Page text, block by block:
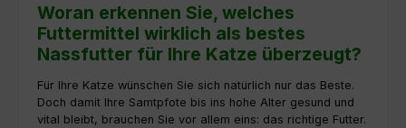
Woran erkennen Sie, welches
Futtermittel wirklich als bestes
Nassfutter für Ihre Katze überzeugt?
Für Ihre Katze wünschen Sie sich natürlich nur das Beste.
Doch damit Ihre Samtpfote bis ins hohe Alter gesund und
vital bleibt, brauchen Sie vor allem eins: das richtige Futter.